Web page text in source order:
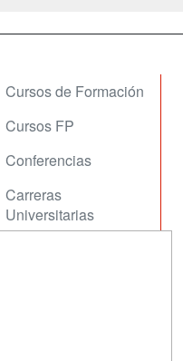
Cursos de Formación
Cursos FP
Conferencias
Carreras
Universitarias